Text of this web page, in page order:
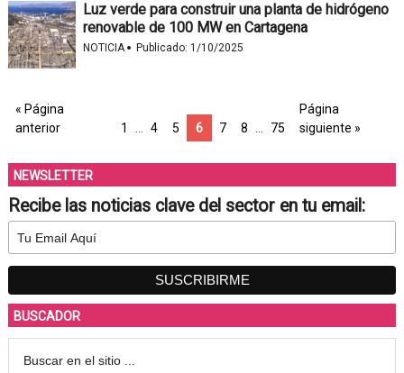
Luz verde para construir una planta de hidrógeno
renovable de 100 MW en Cartagena
NOTICIA· Publicado: 1/10/2025
« Página
anterior
1 4 5 6 7 8 75
Página
siguiente »
NEWSLETTER
Recibe las noticias clave del sector en tu email:
BUSCADOR